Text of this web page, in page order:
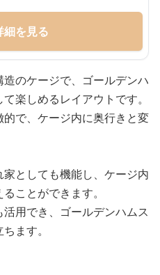
細を見る
のケージで、ゴールデンハ
楽しめるレイアウトです。
で、ケージ内に奥行きと変
としても機能し、ケージ内
ことができます。
用でき、ゴールデンハムス
ます。